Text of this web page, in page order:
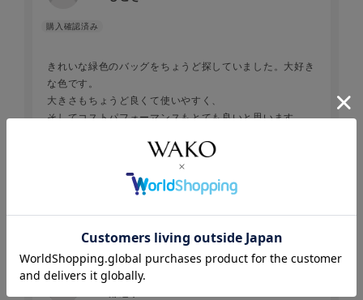
きれいな緑色のバッグをちょうど探していました。大好き
な色です。
大きさもちょうど良くて使いやすく、
そしてコストパフォーマンスもとても良いと思います。
参考になった
2025.2.17
素敵です！